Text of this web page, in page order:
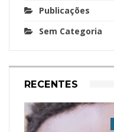
Publicações
Sem Categoria
RECENTES